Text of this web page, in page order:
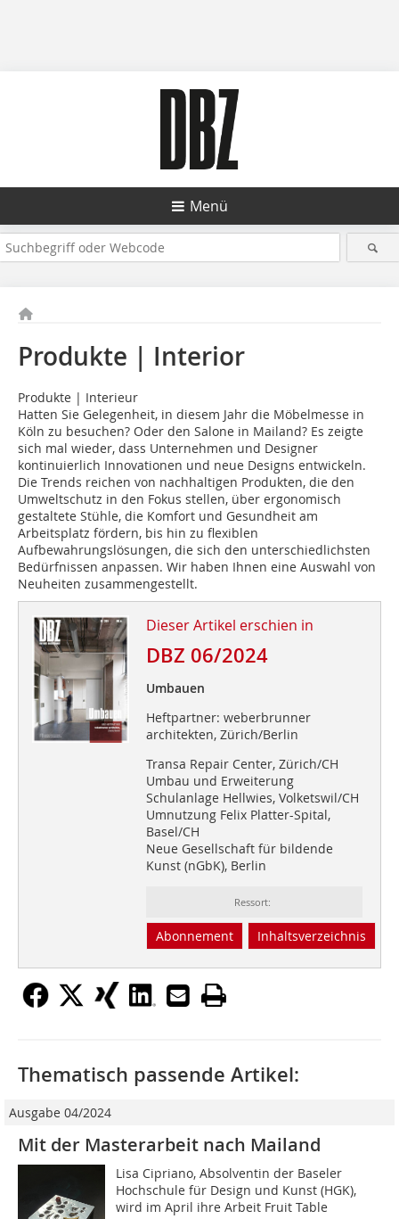
Menü
Produkte | Interior
Produkte | Interieur
Hatten Sie Gelegenheit, in diesem Jahr die Möbelmesse in
Köln zu besuchen? Oder den Salone in Mailand? Es zeigte
sich mal wieder, dass Unternehmen und Designer
kontinuierlich Innovationen und neue De­signs entwickeln.
Die Trends reichen von nachhaltigen Produkten, die den
Umweltschutz in den Fokus stellen, über ergonomisch
gestaltete Stühle, die Komfort und Gesundheit am
Arbeitsplatz fördern, bis hin zu flexiblen
Aufbewahrungslösungen, die sich den unterschiedlichsten
Bedürfnissen anpassen. Wir haben Ihnen eine Auswahl von
Neuheiten zusammengestellt.
Dieser Artikel erschien in
DBZ 06/2024
Umbauen
Heftpartner: weberbrunner
architekten, Zürich/Berlin
Transa Repair Center, Zürich/CH
Umbau und Erweiterung
Schulanlage Hellwies, Volketswil/CH
Umnutzung Felix Platter-Spital,
Basel/CH
Neue Gesellschaft für bildende
Kunst (nGbK), Berlin
Ressort:
Abonnement Inhaltsverzeichnis
Thematisch passende Artikel:
Ausgabe 04/2024
Mit der Masterarbeit nach Mailand
Lisa Cipriano, Absolventin der Baseler
Hochschule für Design und Kunst (HGK),
wird im April ihre Arbeit Fruit Table